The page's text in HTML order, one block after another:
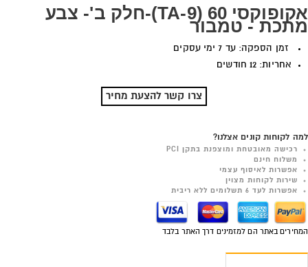
אקופוקסי 60 (9-TA)-חלק ב'- צבע
מתכת - טמבור
זמן הספקה: עד 7 ימי עסקים
אחריות: 12 חודשים
צרו קשר להצעת מחיר
למה לקוחות קונים אצלנו?
רכישה מאובטחת ומוצפנת בתקן PCI
משלוח חינם
אפשרות לאיסוף עצמי
שירות לקוחות מצוין
אפשרות לעד 6 תשלומים ללא ריבית
המחירים באתר הם למזמינים דרך האתר בלבד